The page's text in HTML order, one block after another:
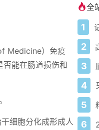
Medicine）免疫
能在肠道损伤和
细胞分化成形成人
全
1
2
3
4
5
6